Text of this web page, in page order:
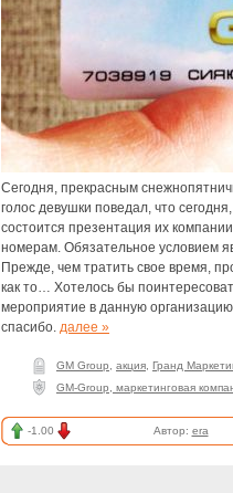
Сегодня, прекрасным
голос девушки поведал, что
состоится презентация их
номерам. Обязательное условием
Прежде, чем тратить свое время,
как то… Хотелось бы
мероприятие в данную
спасибо. далее »
GM Group акция Гранд
GM-Group, маркетинговая
-1.00 Автор: era